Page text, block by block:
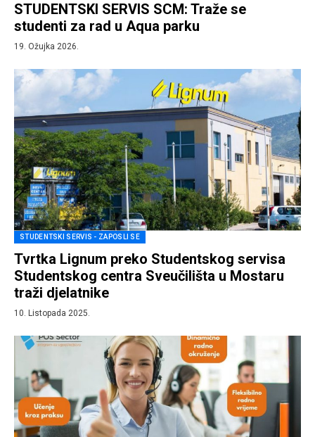
STUDENTSKI SERVIS SCM: Traže se
studenti za rad u Aqua parku
19. Ožujka 2026.
STUDENTSKI SERVIS - ZAPOSLI SE
Tvrtka Lignum preko Studentskog servisa
Studentskog centra Sveučilišta u Mostaru
traži djelatnike
10. Listopada 2025.